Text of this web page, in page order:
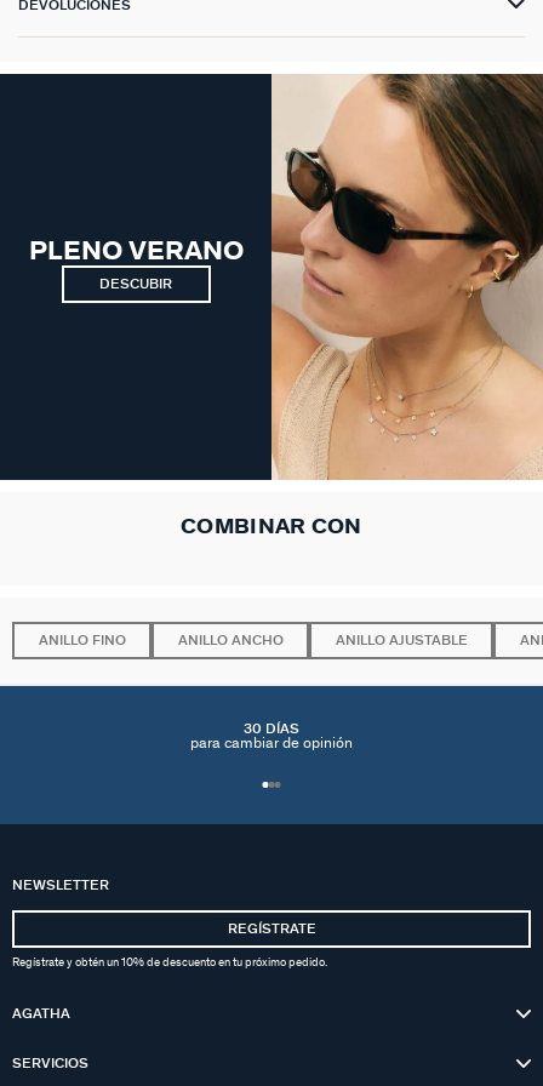
DEVOLUCIONES
PLENO VERANO
DESCUBIR
COMBINAR CON
ANILLO FINO ANILLO ANCHO ANILLO AJUSTABLE
30 DÍAS
para cambiar de opinión
NEWSLETTER
REGÍSTRATE
Regístrate y obtén un 10% de descuento en tu próximo pedido.
AGATHA
SERVICIOS